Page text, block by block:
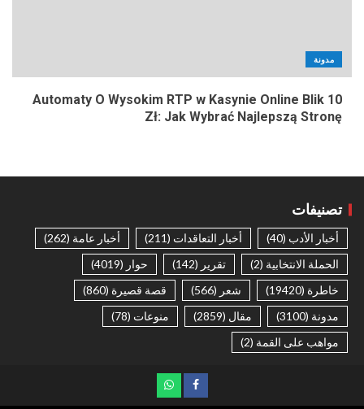
مدونة
Automaty O Wysokim RTP w Kasynie Online Blik 10
Zł: Jak Wybrać Najlepszą Stronę
تصنيفات
أخبار الأدب (40) أخبار التعاقدات (211) أخبار عامة (262)
الحملة الانتخابية (2) تقرير (142) حوار (4019)
خاطرة (19420) شعر (566) قصة قصيرة (860)
مدونة (3100) مقال (2859) منوعات (78)
مواهب على القمة (2)